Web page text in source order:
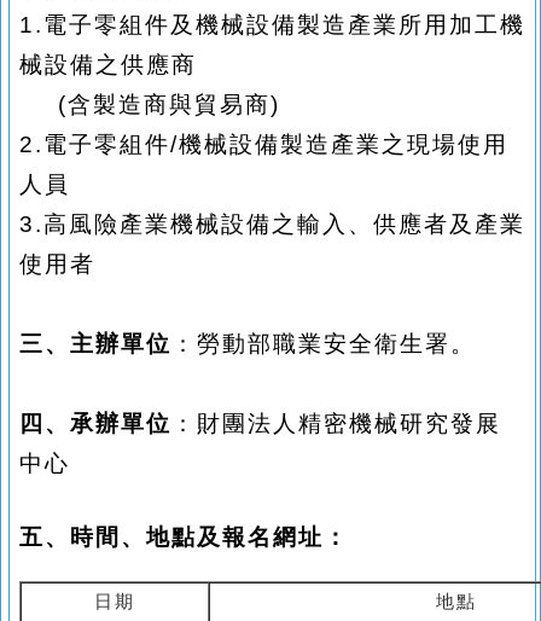
1. 電子零組件及機械設備製造產業所用加工機
械設備之供應商
(含製造商與貿易商)
2. 電子零組件/機械設備製造產業之現場使用
人員
3.高風險產業機械設備之輸入、供應者及產業
使用者
三、主辦單位 ：勞動部職業安全衛生署。
四、承辦單位 ：財團法人精密機械研究發展
中心
五、 時間、地點及報名網址 ：
日期 地點